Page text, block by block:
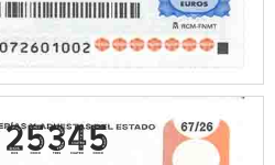
25345